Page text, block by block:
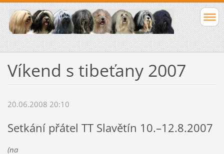
Víkend s tibeťany 2007
20.06.2008 20:10
Setkání přátel TT Slavětín 10.–12.8.2007
(na